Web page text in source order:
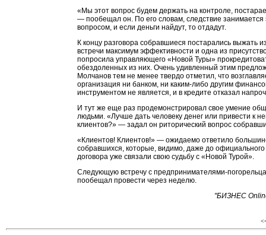
«Мы этот вопрос будем держать на контроле,
— пообещал он. По его словам, следствие занимается
вопросом, и если деньги найдут, то отдадут.
К концу разговора собравшиеся постарались выжать
встречи максимум эффективности и одна из
попросила управляющего «Новой Туры»
обездоленных из них. Очень удивленный этим
Молчанов тем не менее твердо отметил, что
организация ни банком, ни каким-либо другим
инструментом не является, и в кредите отказал
И тут же еще раз продемонстрировал свое умение
людьми. «Лучше дать человеку денег или привести к
клиентов?» — задал он риторический вопрос
«Клиентов! Клиентов!» — ожидаемо ответило
собравшихся, которые, видимо, даже до
договора уже связали свою судьбу с «Новой Турой».
Следующую встречу с предпринимателями-
пообещал провести через неделю.
"БИЗНЕС